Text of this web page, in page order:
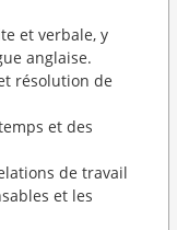
et verbale, y
anglaise.
résolution de
et des
de travail
et les